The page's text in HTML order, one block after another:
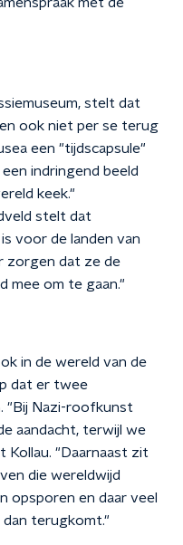
stelt dat
ook niet per se terug
een "tijdscapsule"
indringend beeld
keek."
stelt dat
voor de landen van
zorgen dat ze de
mee om te gaan."
in de wereld van de
dat er twee
"Bij Nazi-roofkunst
aandacht, terwijl we
Kollau. "Daarnaast zit
die wereldwijd
opsporen en daar veel
dan terugkomt."